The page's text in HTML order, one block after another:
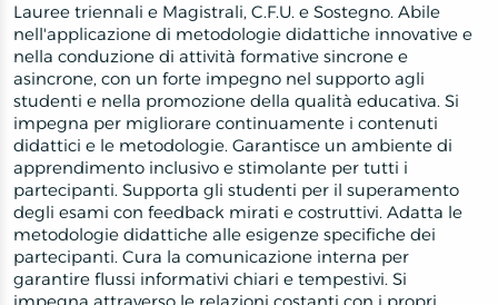
Lauree triennali e Magistrali, C.F.U. e Sostegno. Abile
nell'applicazione di metodologie didattiche innovative e
nella conduzione di attività formative sincrone e
asincrone, con un forte impegno nel supporto agli
studenti e nella promozione della qualità educativa. Si
impegna per migliorare continuamente i contenuti
didattici e le metodologie. Garantisce un ambiente di
apprendimento inclusivo e stimolante per tutti i
partecipanti. Supporta gli studenti per il superamento
degli esami con feedback mirati e costruttivi. Adatta le
metodologie didattiche alle esigenze specifiche dei
partecipanti. Cura la comunicazione interna per
garantire flussi informativi chiari e tempestivi. Si